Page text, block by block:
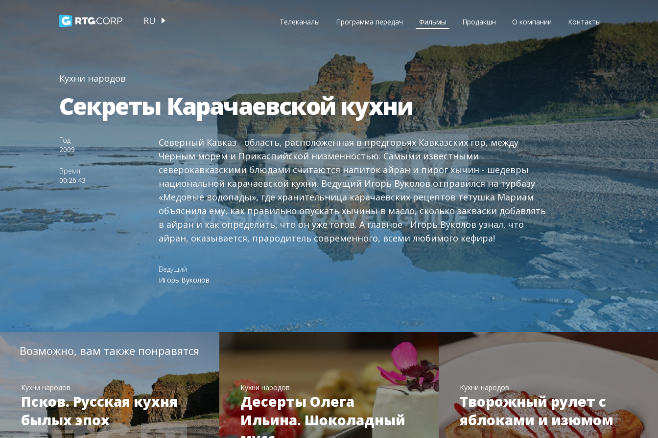
RU Телеканалы Программа передач Фильмы Продакшн О компании Контакты
Кухни народов
Секреты Карачаевской кухни
Год
2009
Время
00:26:43
Северный Кавказ - область, расположенная в предгорьях Кавказских гор, между
Черным морем и Прикаспийской низменностью. Самыми известными
северокавказскими блюдами считаются напиток айран и пирог хычин - шедевры
национальной карачаевской кухни. Ведущий Игорь Вуколов отправился на турбазу
«Медовые водопады», где хранительница карачаевских рецептов тетушка Мариам
объяснила ему, как правильно опускать хычины в масло, сколько закваски добавлять
в айран и как определить, что он уже готов. А главное - Игорь Вуколов узнал, что
айран, оказывается, прародитель современного, всеми любимого кефира!
Ведущий
Игорь Вуколов
Возможно, вам также понравятся
Кухни народов
Псков. Русская кухня
былых эпох
Кухни народов
Десерты Олега
Ильина. Шоколадный
Кухни народов
Творожный рулет с
яблоками и изюмом